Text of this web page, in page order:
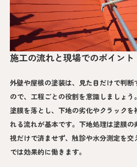
施工の流れと現場でのポイント
外壁や屋根の塗装は、見た目だけで判
ので、工程ごとの役割を意識しましょ
塗膜を落とし、下地の劣化やクラックを
れる流れが基本です。下地処理は塗膜の
視だけで済ませず、触診や水分測定を
では効果的に働きます。